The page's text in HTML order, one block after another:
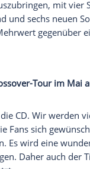
er der
und die
Die
seine
Album